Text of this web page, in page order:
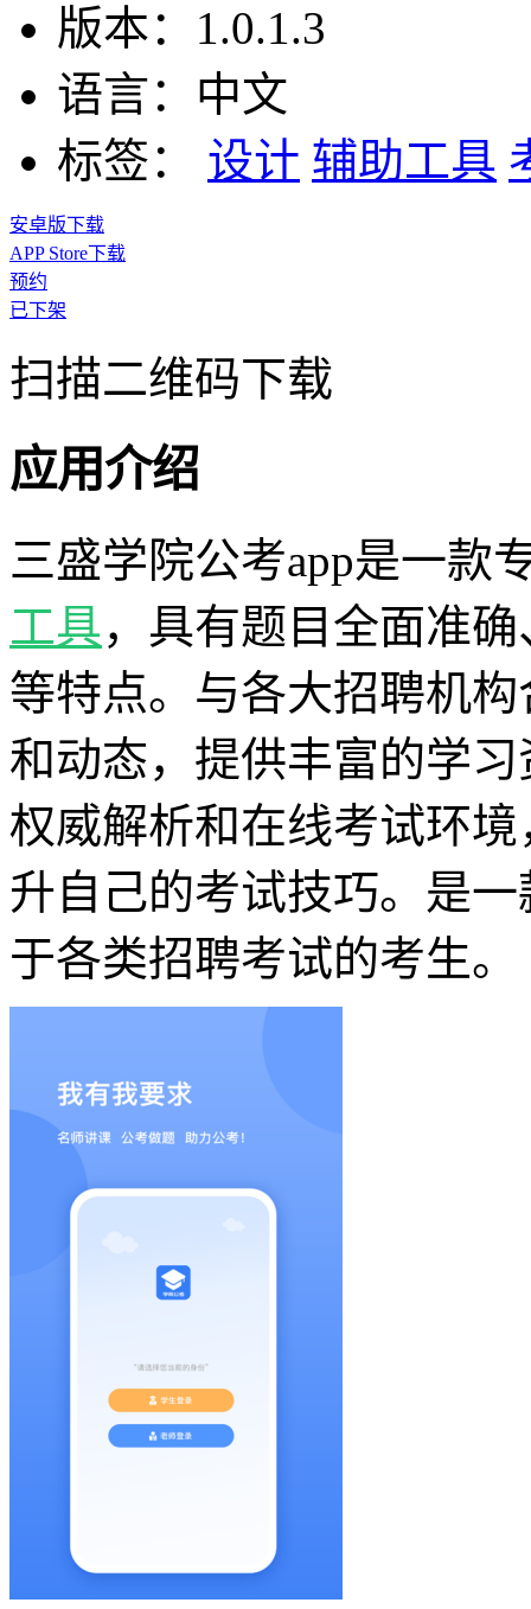
版本： 1.0.1.3
语言： 中文
标签：
设计 辅助工具
安卓版下载
APP Store下载
预约
已下架
扫描二维码下载
应用介绍
三盛学院公考app是一款
工具，具有题目全面准
等特点。与各大招聘机
和动态，提供丰富的学
权威解析和在线考试环
升自己的考试技巧。是
于各类招聘考试的考生。